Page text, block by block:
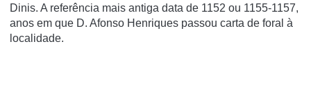
Dinis. A referência mais antiga data de 1152 ou 1155-1157,
anos em que D. Afonso Henriques passou carta de foral à
localidade.